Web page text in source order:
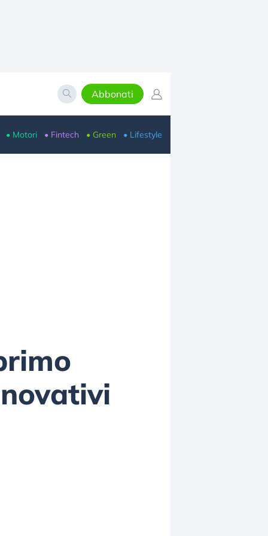
Abbonati
• Motori • Fintech • Green • Lifestyle